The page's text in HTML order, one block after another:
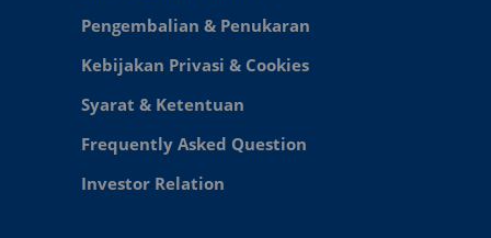
Pengembalian & Penukaran
Kebijakan Privasi & Cookies
Syarat & Ketentuan
Frequently Asked Question
Investor Relation